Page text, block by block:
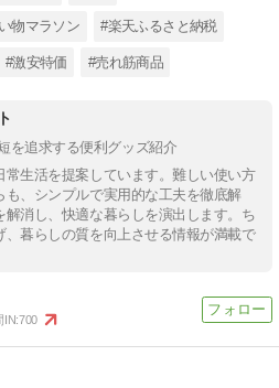
物マラソン #楽天ふるさと納税
#激安特価 #売れ筋商品
を追求する便利グッズ紹介
生活を提案しています。難しい使い方
、シンプルで実用的な工夫を徹底解
消し、快適な暮らしを演出します。ち
、暮らしの質を向上させる情報が満載で
IN:700